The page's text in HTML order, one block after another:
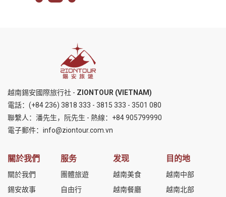
越南錫安國際旅行社 - ZIONTOUR (VIETNAM)
電話： (+84 236) 3818 333 - 3815 333 - 3501 080
聯繫人：潘先生，阮先生 - 熱線： +84 905799990
電子郵件： info@ziontour.com.vn
關於我們
關於我們
錫安故事
服务
團體旅遊
自由行
发现
越南美食
越南餐廳
目的地
越南中部
越南北部